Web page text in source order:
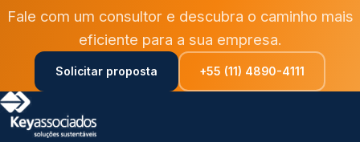
Fale com um consultor e descubra o caminho mais
eficiente para a sua empresa.
Solicitar proposta +55 (11) 4890-4111